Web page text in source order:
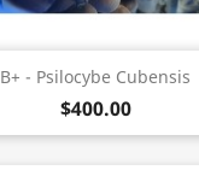
B+ - Psilocybe Cubensis
$400.00